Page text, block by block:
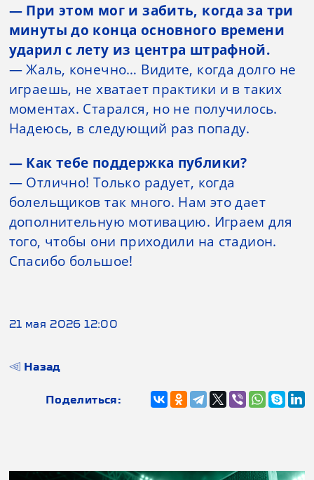
— При этом мог и забить, когда за три
минуты до конца основного времени
ударил с лету из центра штрафной.
— Жаль, конечно… Видите, когда долго не
играешь, не хватает практики и в таких
моментах. Старался, но не получилось.
Надеюсь, в следующий раз попаду.
— Как тебе поддержка публики?
— Отлично! Только радует, когда
болельщиков так много. Нам это дает
дополнительную мотивацию. Играем для
того, чтобы они приходили на стадион.
Спасибо большое!
21 мая 2026 12:00
Назад
Поделиться: